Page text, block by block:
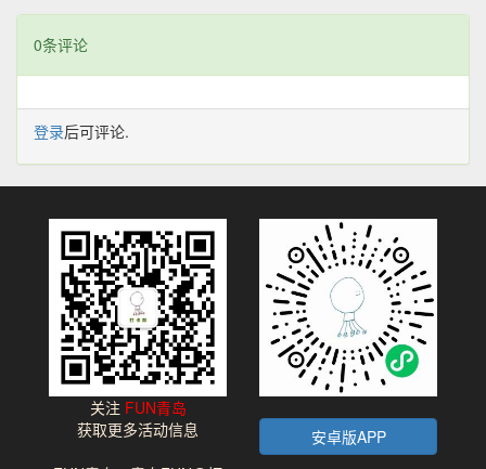
0条评论
登录后可评论.
关注 FUN青岛
获取更多活动信息
安卓版APP